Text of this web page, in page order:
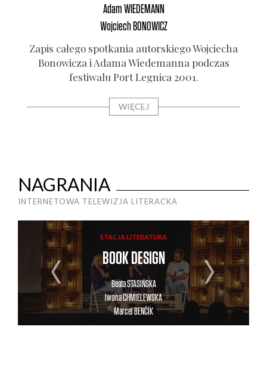
AdamWIEDEMANN
Wojciech BONOWICZ
Zapis całe­go spo­tka­nia autor­skie­go Woj­cie­cha
Bono­wi­cza i Ada­ma Wie­de­man­na pod­czas
festi­wa­lu Port Legni­ca 2001.
WIĘCEJ
NAGRANIA
INTERNETOWA TELEWIZJA LITERACKA
STACJA LITERATURA
BOOK DESIGN
BeataSTASIŃSKA
IwonaCHMIELEWSKA
MarcelBENČÍK